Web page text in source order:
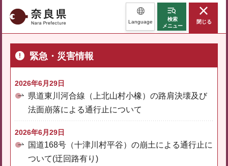
奈良県 Language
検索
メニュー
閉じる
緊急・災害情報
2026年6月29日
県道東川河合線（上北山村小橡）の路肩決壊及び
法面崩落による通行止について
2026年6月29日
国道168号（十津川村平谷）の崩土による通行止に
ついて(迂回路有り)